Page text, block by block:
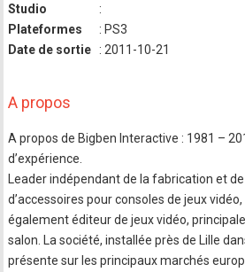
Studio
:
Plateformes
: PS3
Date de sortie
: 2011-10-21
A propos
A propos de Bigben Interactive : 1981 –
d’expérience.
Leader indépendant de la fabrication et
d’accessoires pour consoles de jeux
également éditeur de jeux vidéo,
salon. La société, installée près de Lille
présente sur les principaux marchés